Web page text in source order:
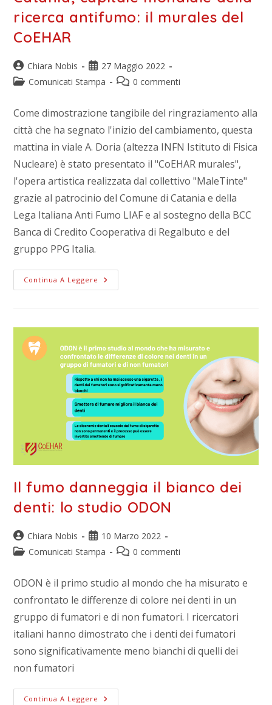
ricerca antifumo: il murales del
CoEHAR
Chiara Nobis
27 Maggio 2022
Comunicati Stampa
0 commenti
Come dimostrazione tangibile del ringraziamento alla
città che ha segnato l'inizio del cambiamento, questa
mattina in viale A. Doria (altezza INFN Istituto di Fisica
Nucleare) è stato presentato il "CoEHAR murales",
l'opera artistica realizzata dal collettivo "MaleTinte"
grazie al patrocinio del Comune di Catania e della
Lega Italiana Anti Fumo LIAF e al sostegno della BCC
Banca di Credito Cooperativa di Regalbuto e del
gruppo PPG Italia.
Continua A Leggere
Il fumo danneggia il bianco dei
denti: lo studio ODON
Chiara Nobis
10 Marzo 2022
Comunicati Stampa
0 commenti
ODON è il primo studio al mondo che ha misurato e
confrontato le differenze di colore nei denti in un
gruppo di fumatori e di non fumatori. I ricercatori
italiani hanno dimostrato che i denti dei fumatori
sono significativamente meno bianchi di quelli dei
non fumatori
Continua A Leggere